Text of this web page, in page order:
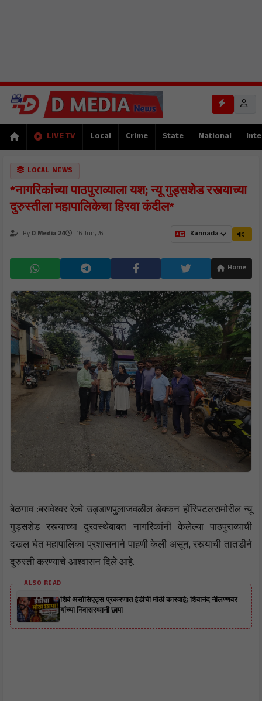
LIVE TV Local Crime State National
LOCAL NEWS
*नागरिकांच्या पाठपुराव्याला यश; न्यू गुड्सशेड रस्त्याच्या
दुरुस्तीला महापालिकेचा हिरवा कंदील*
By D Media 24 16 Jun, 26
Home
बेळगाव :बसवेश्वर रेल्वे उड्डाणपुलाजवळील डेक्कन हॉस्पिटलसमोरील न्यू
गुड्सशेड रस्त्याच्या दुरवस्थेबाबत नागरिकांनी केलेल्या पाठपुराव्याची
दखल घेत महापालिका प्रशासनाने पाहणी केली असून, रस्त्याची तातडीने
दुरुस्ती करण्याचे आश्वासन दिले आहे.
ALSO READ
शिवं असोसिएट्स प्रकरणात ईडीची मोठी कारवाई; शिवानंद नीलण्णवर
यांच्या निवासस्थानी छापा